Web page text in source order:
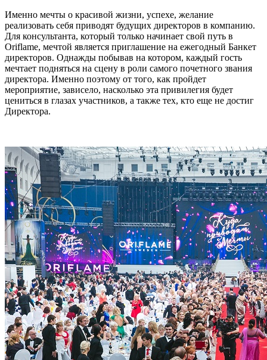
Именно мечты о красивой жизни, успехе, желание
реализовать себя приводят будущих директоров в компанию.
Для консультанта, который только начинает свой путь в
Oriflame, мечтой является приглашение на ежегодный Банкет
директоров. Однажды побывав на котором, каждый гость
мечтает подняться на сцену в роли самого почетного звания
директора. Именно поэтому от того, как пройдет
мероприятие, зависело, насколько эта привилегия будет
цениться в глазах участников, а также тех, кто еще не достиг
Директора.